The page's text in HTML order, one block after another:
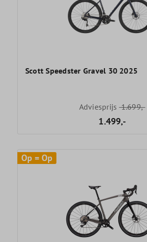
Scott Speedster Gravel 30 2025
Adviesprijs1.699,-
1.499,-
Op = Op